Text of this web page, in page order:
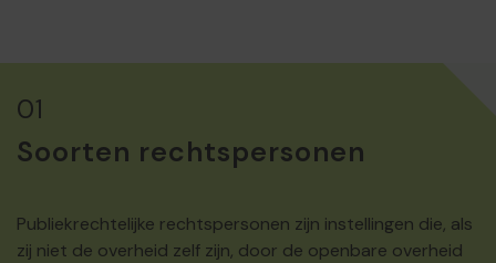
01
Soorten rechtspersonen
Publiekrechtelijke rechtspersonen zijn instellingen die, als
zij niet de overheid zelf zijn, door de openbare overheid